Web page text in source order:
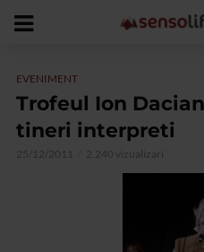
EVENIMENT
Trofeul Ion
tineri interpreti
25/12/2011 2.240 vizualizari